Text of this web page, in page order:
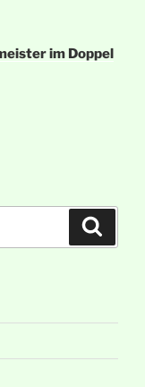
im Doppel